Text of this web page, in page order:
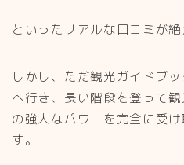
といったリアルな口コミが絶
しかし、ただ観光ガイドブ
へ行き、長い階段を登って
の強大なパワーを完全に受
す。